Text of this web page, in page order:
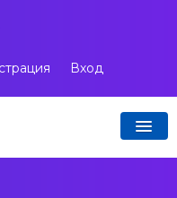
Вход